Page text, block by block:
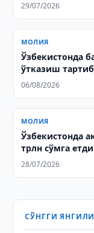
29/07/2026
МОЛИЯ
Ўзбекистонда
ўтказиш
06/08/2026
МОЛИЯ
Ўзбекистонда
трлн сўмга етди
28/07/2026
СЎНГГИ